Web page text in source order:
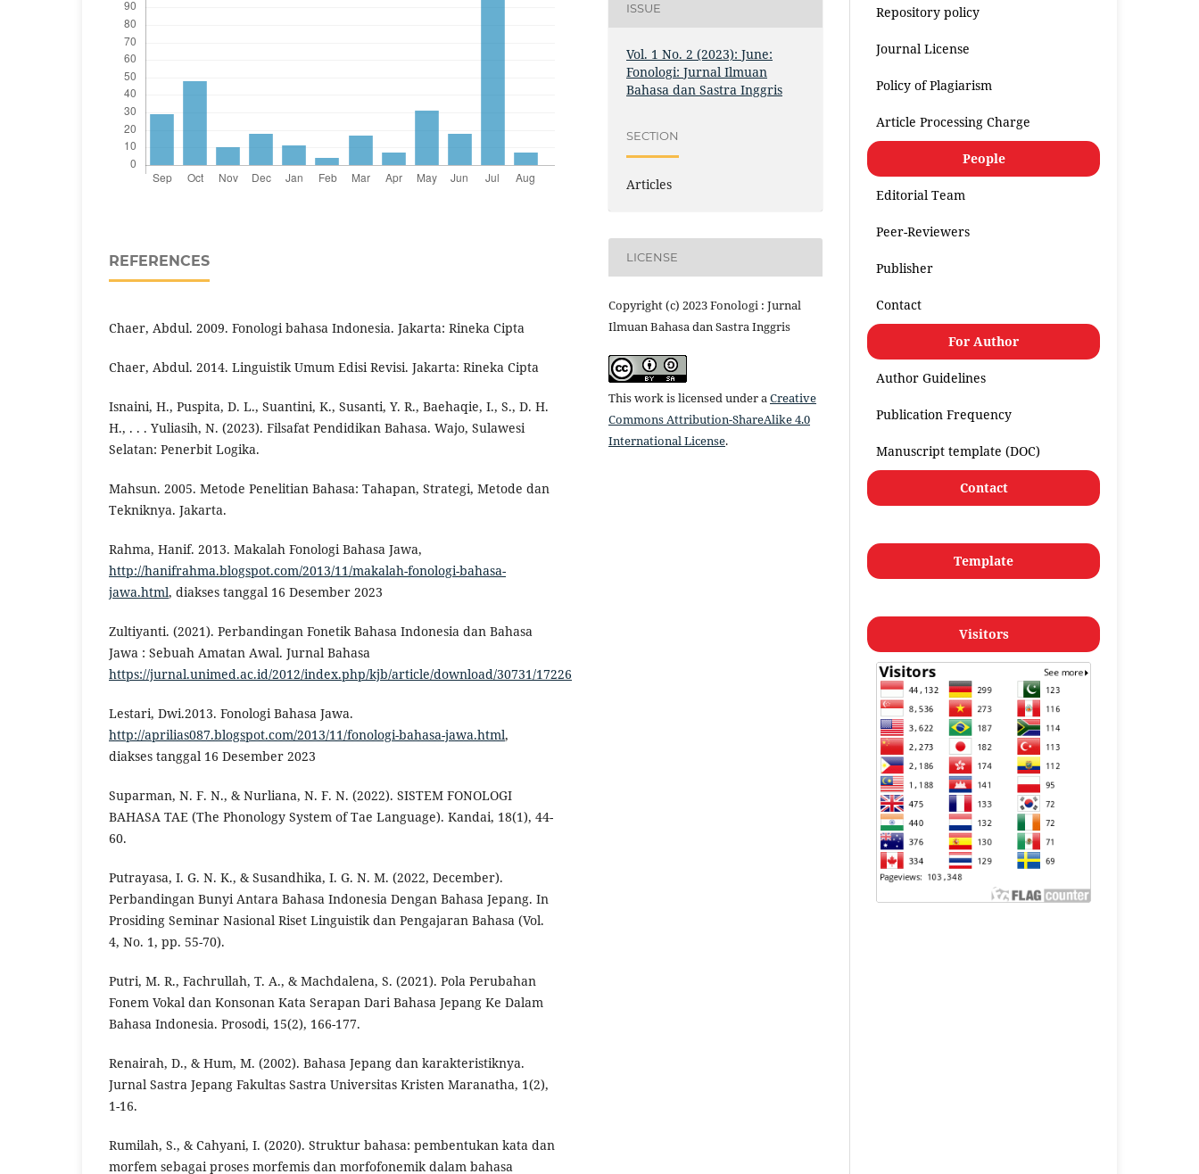
REFERENCES
Chaer, Abdul. 2009. Fonologi bahasa Indonesia. Jakarta: Rineka Cipta
Chaer, Abdul. 2014. Linguistik Umum Edisi Revisi. Jakarta: Rineka Cipta
Isnaini, H., Puspita, D. L., Suantini, K., Susanti, Y. R., Baehaqie, I., S., D. H.
H., . . . Yuliasih, N. (2023). Filsafat Pendidikan Bahasa. Wajo, Sulawesi
Selatan: Penerbit Logika.
Mahsun. 2005. Metode Penelitian Bahasa: Tahapan, Strategi, Metode dan
Tekniknya. Jakarta.
Rahma, Hanif. 2013. Makalah Fonologi Bahasa Jawa,
http://hanifrahma.blogspot.com/2013/11/makalah-fonologi-bahasa-
jawa.html, diakses tanggal 16 Desember 2023
Zultiyanti. (2021). Perbandingan Fonetik Bahasa Indonesia dan Bahasa
Jawa : Sebuah Amatan Awal. Jurnal Bahasa
https://jurnal.unimed.ac.id/2012/index.php/kjb/article/download/30731/17226
Lestari, Dwi.2013. Fonologi Bahasa Jawa.
http://aprilias087.blogspot.com/2013/11/fonologi-bahasa-jawa.html,
diakses tanggal 16 Desember 2023
Suparman, N. F. N., & Nurliana, N. F. N. (2022). SISTEM FONOLOGI
BAHASA TAE (The Phonology System of Tae Language). Kandai, 18(1), 44-
60.
Putrayasa, I. G. N. K., & Susandhika, I. G. N. M. (2022, December).
Perbandingan Bunyi Antara Bahasa Indonesia Dengan Bahasa Jepang. In
Prosiding Seminar Nasional Riset Linguistik dan Pengajaran Bahasa (Vol.
4, No. 1, pp. 55-70).
Putri, M. R., Fachrullah, T. A., & Machdalena, S. (2021). Pola Perubahan
Fonem Vokal dan Konsonan Kata Serapan Dari Bahasa Jepang Ke Dalam
Bahasa Indonesia. Prosodi, 15(2), 166-177.
Renairah, D., & Hum, M. (2002). Bahasa Jepang dan karakteristiknya.
Jurnal Sastra Jepang Fakultas Sastra Universitas Kristen Maranatha, 1(2),
1-16.
Rumilah, S., & Cahyani, I. (2020). Struktur bahasa: pembentukan kata dan
morfem sebagai proses morfemis dan morfofonemik dalam bahasa
ISSUE
Vol. 1 No. 2 (2023): June:
Fonologi: Jurnal Ilmuan
Bahasa dan Sastra Inggris
SECTION
Articles
LICENSE
Copyright (c) 2023 Fonologi : Jurnal
Ilmuan Bahasa dan Sastra Inggris
This work is licensed under aCreative
Commons Attribution-ShareAlike 4.0
International License.
Repository policy
Journal License
Policy of Plagiarism
Article Processing Charge
People
Editorial Team
Peer-Reviewers
Publisher
Contact
For Author
Author Guidelines
Publication Frequency
Manuscript template (DOC)
Contact
Template
Visitors